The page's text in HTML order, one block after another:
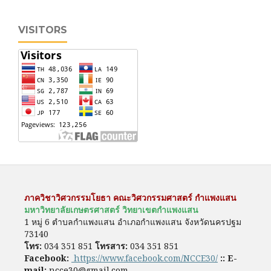
VISITORS
ภาควิชาวิศวกรรมโยธา คณะวิศวกรรมศาสตร์ กำแพงแสน
มหาวิทยาลัยเกษตรศาสตร์ วิทยาเขตกำแพงแสน
1 หมู่ 6 ตำบลกำแพงแสน อำเภอกำแพงแสน จังหวัดนครปฐม
73140
โทร: 034 351 851 โทรสาร: 034 351 851
Facebook: https://www.facebook.com/NCCE30/ :: E-